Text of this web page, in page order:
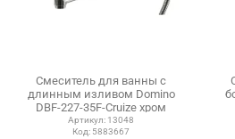
Смеситель для ванны с
длинным изливом Domino
DBF-227-35F-Cruize хром
Артикул: 13048
Код: 5883667